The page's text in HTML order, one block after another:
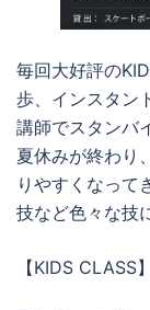
毎回大好評の
歩、インスタン
講師でスタンバ
夏休みが終わり
りやすくなって
技など色々な技
【KIDS CLASS】